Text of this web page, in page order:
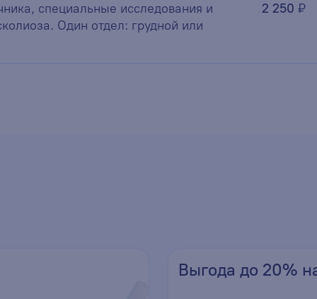
специальные исследования и
Один отдел: грудной или
2 250 ₽
Выгода до 20%